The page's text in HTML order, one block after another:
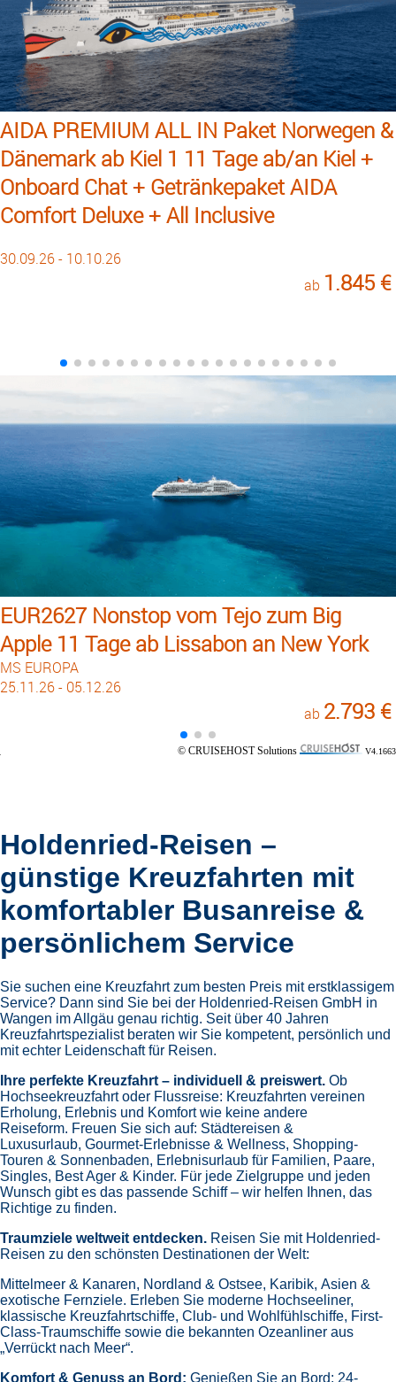
AIDA PREMIUM ALL IN Paket Norwegen &
Dänemark ab Kiel 1 11 Tage ab/an Kiel +
Onboard Chat + Getränkepaket AIDA
Comfort Deluxe + All Inclusive
30.09.26 - 10.10.26
ab 1.845 €
EUR2627 Nonstop vom Tejo zum Big
Apple 11 Tage ab Lissabon an New York
MS EUROPA
25.11.26 - 05.12.26
ab 2.793 €
© CRUISEHOST Solutions V4.1663
Holdenried-Reisen –
günstige Kreuzfahrten mit
komfortabler Busanreise &
persönlichem Service
Sie suchen eine Kreuzfahrt zum besten Preis mit erstklassigem
Service? Dann sind Sie bei der Holdenried-Reisen GmbH in
Wangen im Allgäu genau richtig. Seit über 40 Jahren
Kreuzfahrtspezialist beraten wir Sie kompetent, persönlich und
mit echter Leidenschaft für Reisen.
Ihre perfekte Kreuzfahrt – individuell & preiswert. Ob
Hochseekreuzfahrt oder Flussreise: Kreuzfahrten vereinen
Erholung, Erlebnis und Komfort wie keine andere
Reiseform. Freuen Sie sich auf: Städtereisen &
Luxusurlaub, Gourmet-Erlebnisse & Wellness, Shopping-
Touren & Sonnenbaden, Erlebnisurlaub für Familien, Paare,
Singles, Best Ager & Kinder. Für jede Zielgruppe und jeden
Wunsch gibt es das passende Schiff – wir helfen Ihnen, das
Richtige zu finden.
Traumziele weltweit entdecken. Reisen Sie mit Holdenried-
Reisen zu den schönsten Destinationen der Welt:
Mittelmeer & Kanaren, Nordland & Ostsee, Karibik, Asien &
exotische Fernziele. Erleben Sie moderne Hochseeliner,
klassische Kreuzfahrtschiffe, Club- und Wohlfühlschiffe, First-
Class-Traumschiffe sowie die bekannten Ozeanliner aus
„Verrückt nach Meer“.
Komfort & Genuss an Bord: Genießen Sie an Bord: 24-